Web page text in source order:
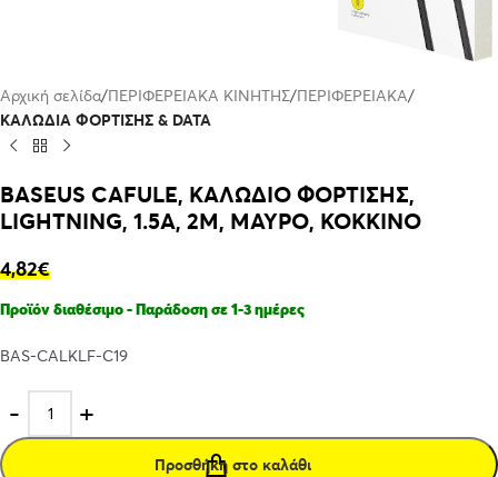
Αρχική σελίδα ΠΕΡΙΦΕΡΕΙΑΚΑ ΚΙΝΗΤΗΣ ΠΕΡΙΦΕΡΕΙΑΚΑ
ΚΑΛΩΔΙΑ ΦΟΡΤΙΣΗΣ & DATA
BASEUS CAFULE, ΚΑΛΩΔΙΟ ΦΟΡΤΙΣΗΣ,
LIGHTNING, 1.5A, 2M, ΜΑΥΡΟ, ΚΟΚΚΙΝΟ
4,82€
Προϊόν διαθέσιμο - Παράδοση σε 1-3 ημέρες
BAS-CALKLF-C19
Προσθήκη στο καλάθι